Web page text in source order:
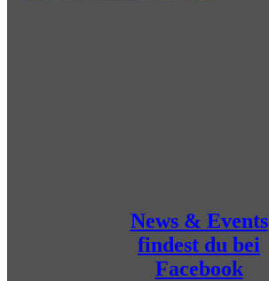
News & Events
findest du bei
Facebook